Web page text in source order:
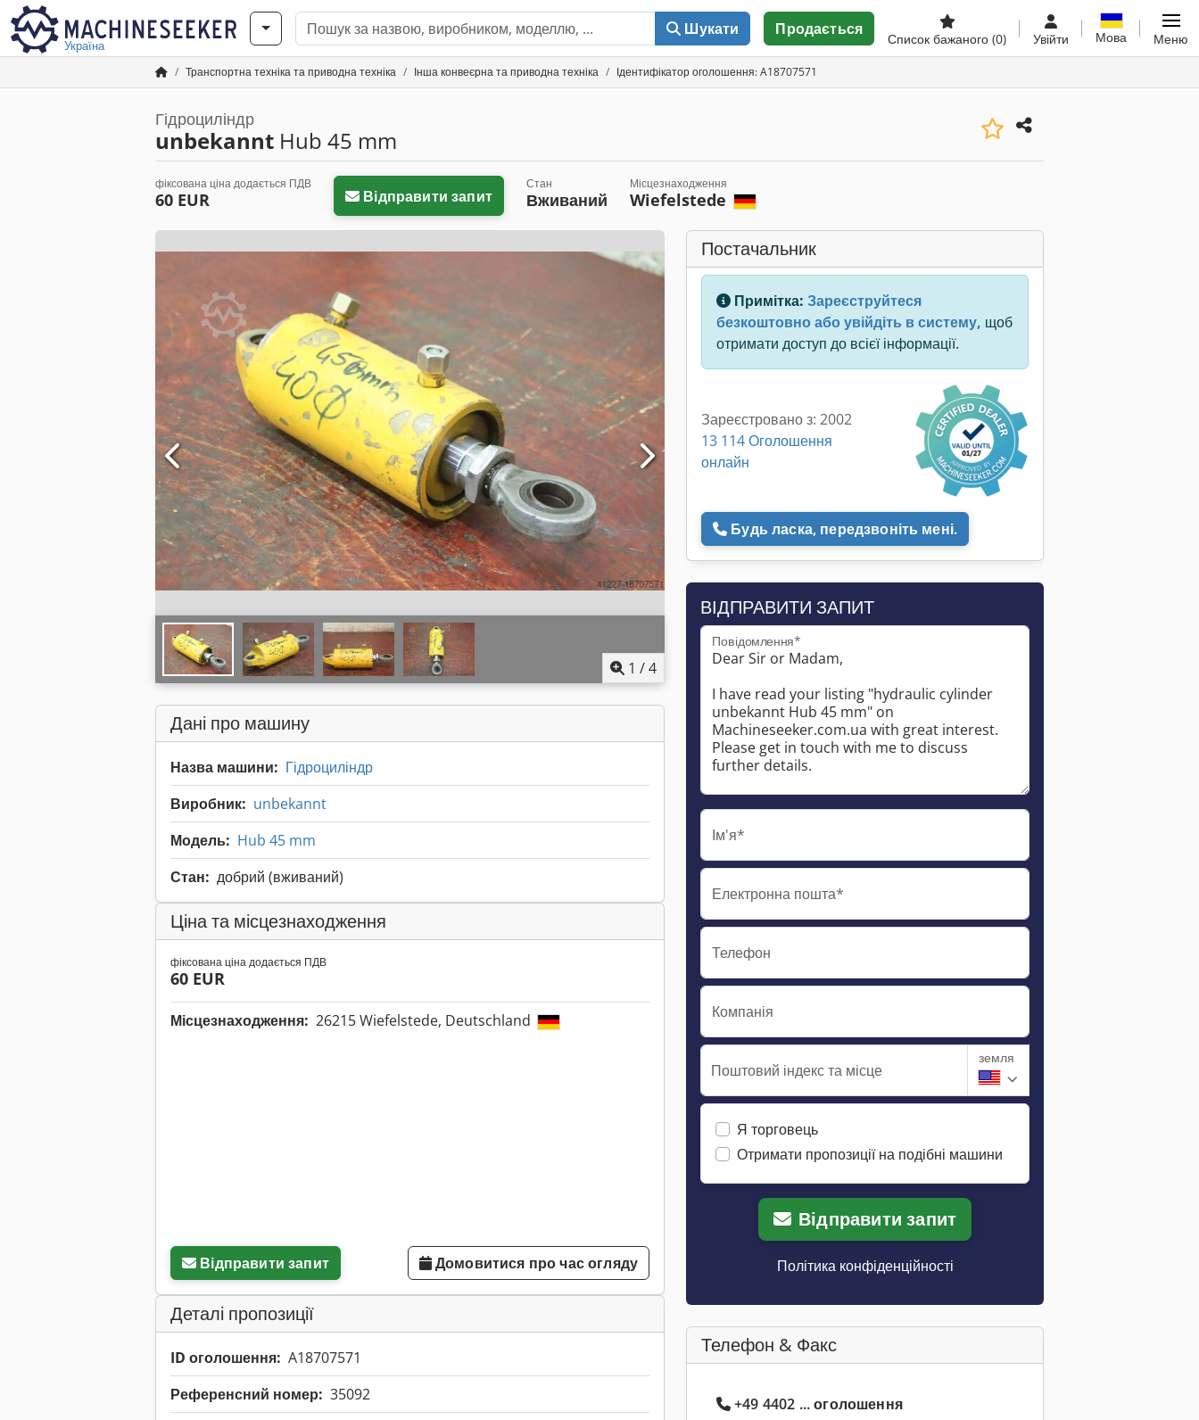
Україна
Шукати Продається
Список бажаного (0) Увійти Мова Меню
Транспортна техніка та приводна техніка Інша конвеєрна та приводна техніка Ідентифікатор оголошення: A18707571
Гідроциліндр
unbekannt Hub 45 mm
фіксована ціна додається ПДВ
60 EUR Відправити запит
Стан
Вживаний
Місцезнаходження
Wiefelstede
1 /4
Дані про машину
Назва машини: Гідроциліндр
Виробник: unbekannt
Модель: Hub 45 mm
Стан: добрий (вживаний)
Ціна та місцезнаходження
фіксована ціна додається ПДВ
60 EUR
Місцезнаходження: 26215 Wiefelstede, Deutschland
Відправити запит Домовитися про час огляду
Деталі пропозиції
ID оголошення: A18707571
Референсний номер: 35092
Постачальник
Примітка: Зареєструйтеся
безкоштовно або увійдіть в систему, щоб
отримати доступ до всієї інформації.
Зареєстровано з: 2002
13 114 Оголошення
онлайн
Будь ласка, передзвоніть мені.
ВІДПРАВИТИ ЗАПИТ
Повідомлення*
Ім'я*
Електронна пошта*
Телефон
Компанія
Поштовий індекс та місце
земля
Я торговець
Отримати пропозиції на подібні машини
Відправити запит
Політика конфіденційності
Телефон & Факс
+49 4402 ... оголошення